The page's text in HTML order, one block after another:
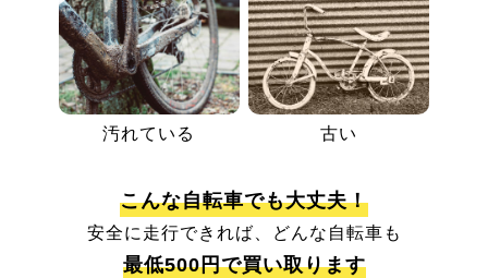
汚れている 古い
こんな自転車でも大丈夫！
安全に走行できれば、どんな自転車も
最低500円で買い取ります